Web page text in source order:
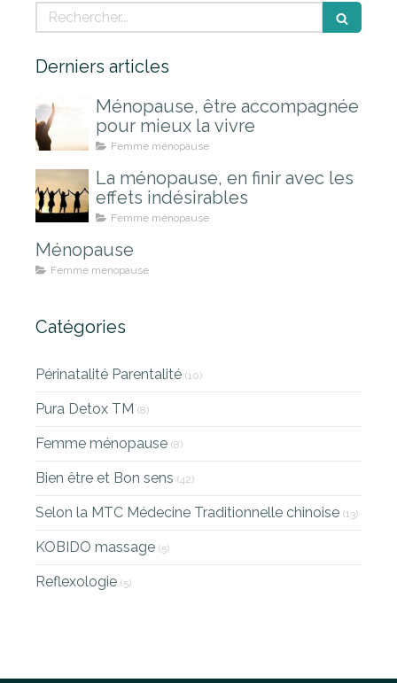
Rechercher
Derniers articles
Ménopause, être accompagnée
pour mieux la vivre
Femme ménopause
La ménopause, en finir avec les
effets indésirables
Femme ménopause
Ménopause
Femme ménopause
Catégories
Périnatalité Parentalité (10)
Pura Detox TM (8)
Femme ménopause (8)
Bien être et Bon sens (42)
Selon la MTC Médecine Traditionnelle chinoise (13)
KOBIDO massage (5)
Reflexologie (5)